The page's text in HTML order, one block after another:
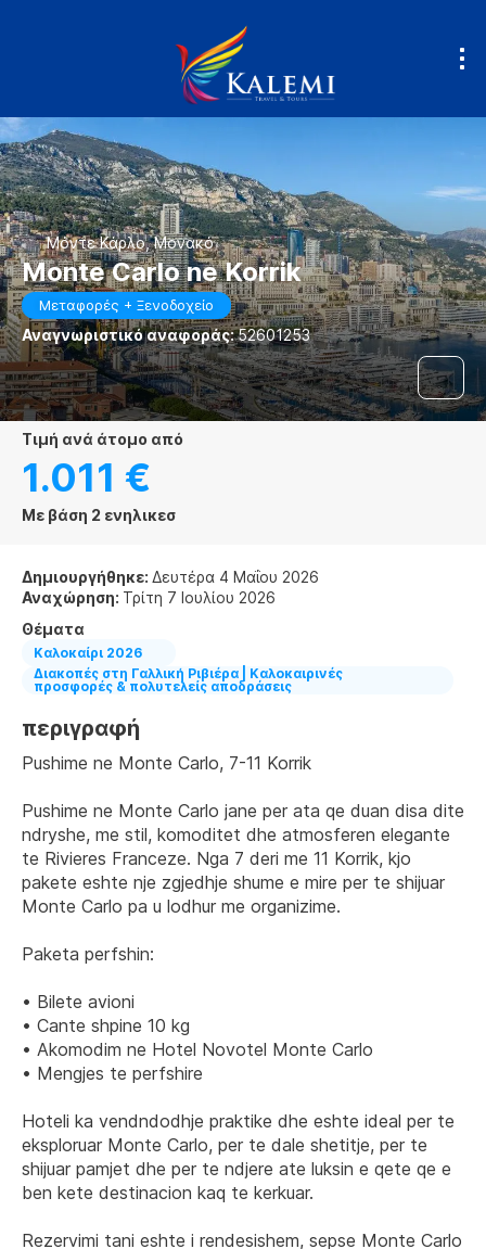
Μόντε Κάρλο, Μονακό
Monte Carlo ne Korrik
Μεταφορές + Ξενοδοχείο
Αναγνωριστικό αναφοράς:52601253
τιμή ανά άτομο από
1.011 €
Με βάση 2 ενηλικεσ
Δημιουργήθηκε: Δευτέρα 4 Μαΐου 2026
Αναχώρηση: Τρίτη 7 Ιουλίου 2026
Θέματα
Καλοκαίρι 2026
Διακοπές στη Γαλλική Ριβιέρα | Καλοκαιρινές
προσφορές & πολυτελείς αποδράσεις
περιγραφή
Pushime ne Monte Carlo, 7-11 Korrik
Pushime ne Monte Carlo jane per ata qe duan disa dite
ndryshe, me stil, komoditet dhe atmosferen elegante
te Rivieres Franceze. Nga 7 deri me 11 Korrik, kjo
pakete eshte nje zgjedhje shume e mire per te shijuar
Monte Carlo pa u lodhur me organizime.
Paketa perfshin:
• Bilete avioni
• Cante shpine 10 kg
• Akomodim ne Hotel Novotel Monte Carlo
• Mengjes te perfshire
Hoteli ka vendndodhje praktike dhe eshte ideal per te
eksploruar Monte Carlo, per te dale shetitje, per te
shijuar pamjet dhe per te ndjere ate luksin e qete qe e
ben kete destinacion kaq te kerkuar.
Rezervimi tani eshte i rendesishem, sepse Monte Carlo